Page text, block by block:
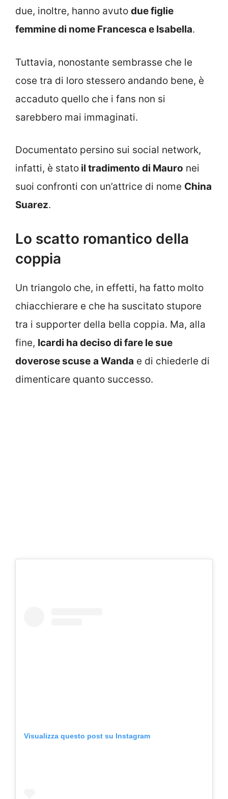
due, inoltre, hanno avuto due figlie
femmine di nome Francesca e Isabella.
Tuttavia, nonostante sembrasse che le
cose tra di loro stessero andando bene, è
accaduto quello che i fans non si
sarebbero mai immaginati.
Documentato persino sui social network,
infatti, è stato il tradimento di Mauro nei
suoi confronti con un’attrice di nome China
Suarez.
Lo scatto romantico della
coppia
Un triangolo che, in effetti, ha fatto molto
chiacchierare e che ha suscitato stupore
tra i supporter della bella coppia. Ma, alla
fine, Icardi ha deciso di fare le sue
doverose scuse a Wanda e di chiederle di
dimenticare quanto successo.
Visualizza questo post su Instagram